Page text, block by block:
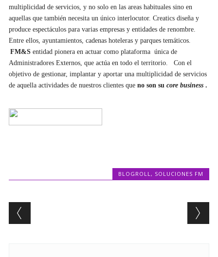
multiplicidad de servicios, y no solo en las areas habituales sino en
aquellas que también necesita un único interlocutor. Creatics diseña y
produce espectáculos para varias empresas y entidades de renombre.
Entre ellos, ayuntamientos, cadenas hoteleras y parques temáticos.
FM&Sentidad pionera en actuar como plataforma única de
Administradores Externos, que actúa en todo el territorio.
Con el
objetivo de gestionar, implantar y aportar una multiplicidad de servicios
de aquella actividades de nuestros clientes que no son su  core business.
BLOGROLL, SOLUCIONES FM
Post navigation